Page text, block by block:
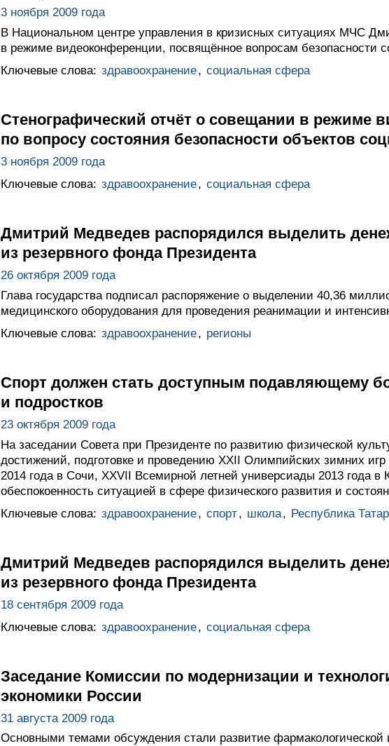
3 ноября 2009 года
В Национальном центре управления в кризисных ситуациях МЧС
в режиме видеоконференции, посвящённое вопросам безопасности
Ключевые слова: здравоохранение, социальная сфера
Стенографический отчёт о совещании в режиме
по вопросу состояния безопасности объектов
3 ноября 2009 года
Ключевые слова: здравоохранение, социальная сфера
Дмитрий Медведев распорядился выделить
из резервного фонда Президента
26 октября 2009 года
Глава государства подписал распоряжение о выделении 40,36
медицинского оборудования для проведения реанимации и
Ключевые слова: здравоохранение, регионы
Спорт должен стать доступным подавляющему
и подростков
23 октября 2009 года
На заседании Совета при Президенте по развитию физической
достижений, подготовке и проведению XXII Олимпийских зимних
2014 года в Сочи, XXVII Всемирной летней универсиады 2013 года
обеспокоенность ситуацией в сфере физического развития и
Ключевые слова: здравоохранение, спорт, школа, Республика
Дмитрий Медведев распорядился выделить
из резервного фонда Президента
18 сентября 2009 года
Ключевые слова: здравоохранение, социальная сфера
Заседание Комиссии по модернизации и
экономики России
31 августа 2009 года
Основными темами обсуждения стали развитие фармакологической